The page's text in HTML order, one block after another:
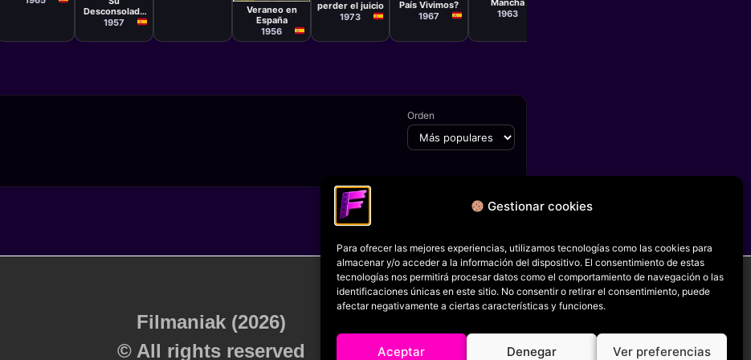
Gestionar cookies
Para ofrecer las mejores experiencias, utilizamos tecnologías como las cookies para
almacenar y/o acceder a la información del dispositivo. El consentimiento de estas
tecnologías nos permitirá procesar datos como el comportamiento de navegación o las
identificaciones únicas en este sitio. No consentir o retirar el consentimiento, puede
afectar negativamente a ciertas características y funciones.
Aceptar Denegar Ver preferencias
Desconsolada
Esposa
1957
Iglesias
Veraneo en
España
1956
perder el juicio
1973
País Vivimos?
1967
Mancha
1963
Orden
Filmaniak (2026)
© All rights reserved